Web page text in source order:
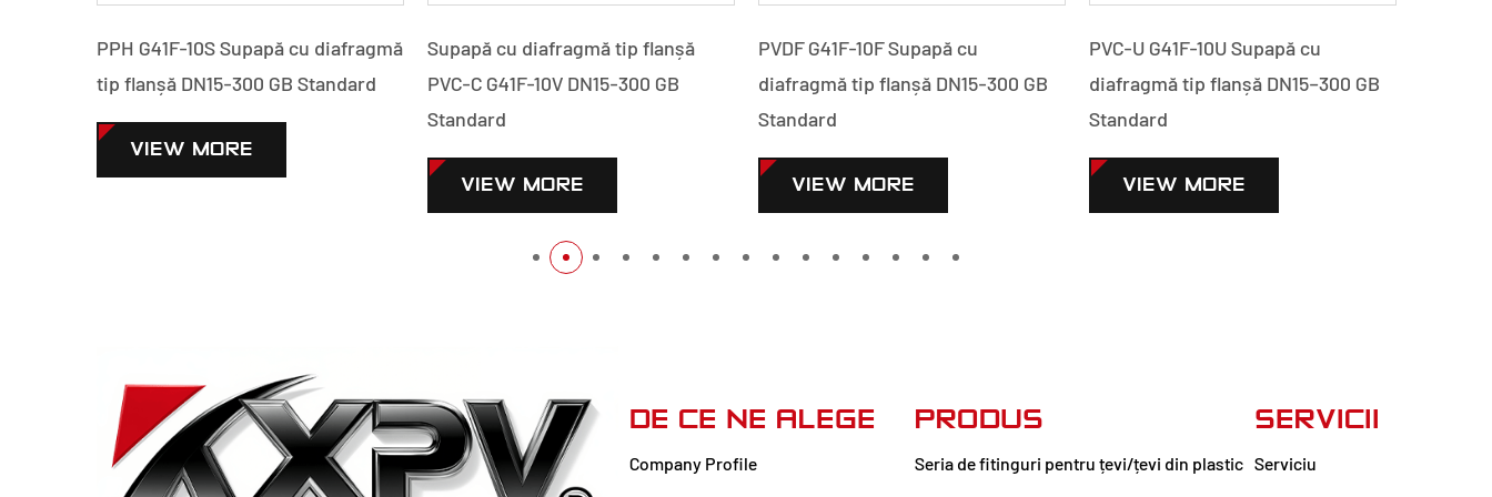
PPH G41F-10S Supapă cu diafragmă
tip flanșă DN15-300 GB Standard
VIEW MORE
Supapă cu diafragmă tip flanșă
PVC-C G41F-10V DN15-300 GB
Standard
VIEW MORE
PVDF G41F-10F Supapă cu
diafragmă tip flanșă DN15-300 GB
Standard
VIEW MORE
PVC-U G41F-10U Supapă cu
diafragmă tip flanșă DN15–300 GB
Standard
VIEW MORE
DE CE NE ALEGE
Company Profile
PRODUS
Seria de fitinguri pentru țevi/țevi din plastic
SERVICII
Serviciu